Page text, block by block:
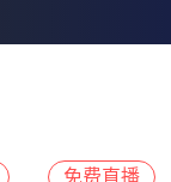
免费直播